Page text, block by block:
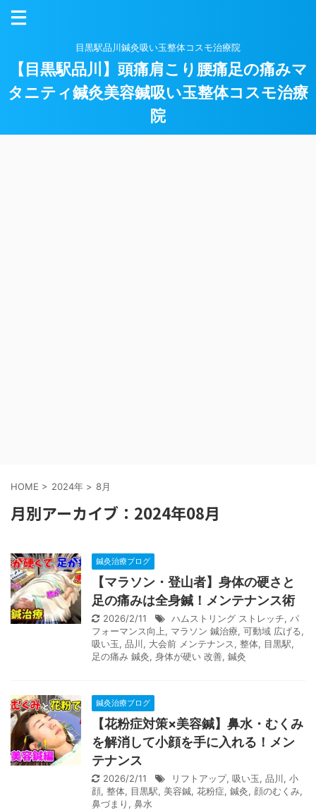
目黒駅品川鍼灸吸い玉整体コスモ治療院
【目黒駅品川】頭痛肩こり腰痛足の痛みマ
タニティ鍼灸美容鍼吸い玉整体コスモ治療
院
HOME > 2024年 > 8月
月別アーカイブ：2024年08月
鍼灸治療ブログ
【マラソン・登山者】身体の硬さと
足の痛みは全身鍼！メンテナンス術
2026/2/11 ハムストリング ストレッチ, パ
フォーマンス向上, マラソン 鍼治療, 可動域 広げる,
吸い玉, 品川, 大会前 メンテナンス, 整体, 目黒駅,
足の痛み 鍼灸, 身体が硬い 改善, 鍼灸
鍼灸治療ブログ
【花粉症対策×美容鍼】鼻水・むくみ
を解消して小顔を手に入れる！メン
テナンス
2026/2/11 リフトアップ, 吸い玉, 品川, 小
顔, 整体, 目黒駅, 美容鍼, 花粉症, 鍼灸, 顔のむくみ,
鼻づまり , 鼻水